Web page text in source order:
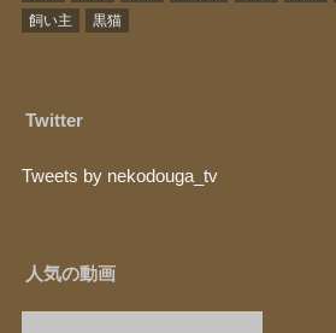
飼い主
黒猫
Twitter
Tweets by nekodouga_tv
人気の動画